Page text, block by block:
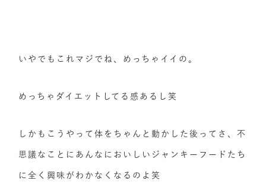
いやでもこれマジでね、めっちゃイイの。
めっちゃダイエットしてる感あるし笑
しかもこうやって体をちゃんと動かした後ってさ、不
思議なことにあんなにおいしいジャンキーフードたち
に全く興味がわかなくなるのよ笑